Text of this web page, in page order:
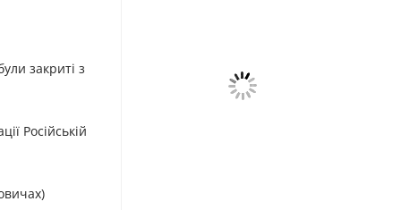
закриті з
Російській
Декрет про відзначення
Великодня і всіх рухомих